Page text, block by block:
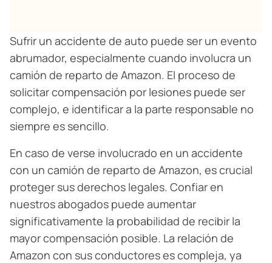
Sufrir un accidente de auto puede ser un evento
abrumador, especialmente cuando involucra un
camión de reparto de Amazon. El proceso de
solicitar compensación por lesiones puede ser
complejo, e identificar a la parte responsable no
siempre es sencillo.
En caso de verse involucrado en un accidente
con un camión de reparto de Amazon, es crucial
proteger sus derechos legales. Confiar en
nuestros abogados puede aumentar
significativamente la probabilidad de recibir la
mayor compensación posible. La relación de
Amazon con sus conductores es compleja, ya